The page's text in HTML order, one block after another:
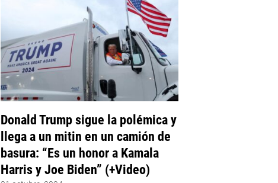
Donald Trump sigue la polémica y
llega a un mitin en un camión de
basura: “Es un honor a Kamala
Harris y Joe Biden” (+Video)